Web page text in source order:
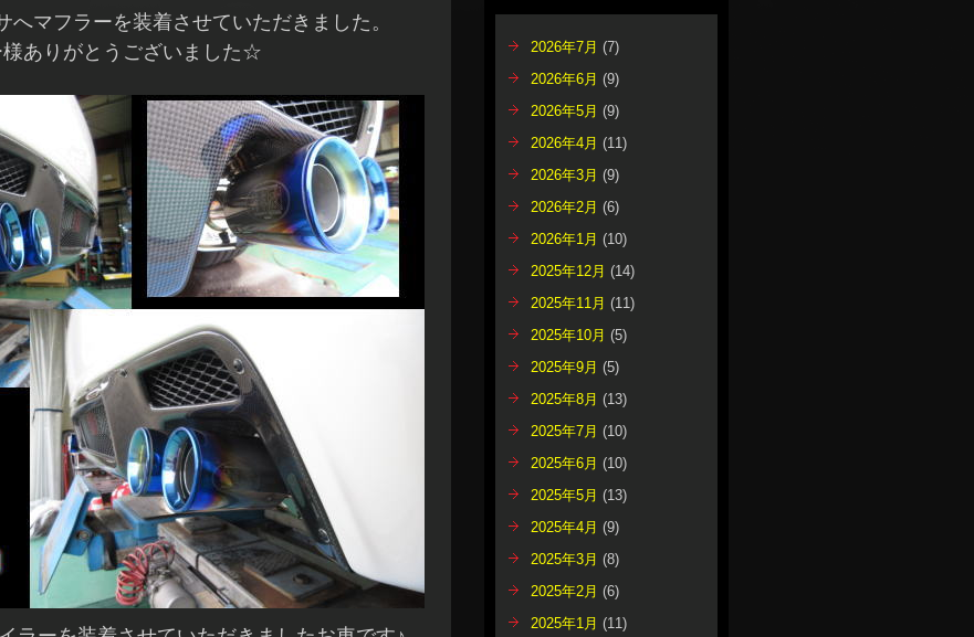
へマフラーを装着させていただきました。
様ありがとうございました☆
2026年7月 (7)
2026年6月 (9)
2026年5月 (9)
2026年4月 (11)
2026年3月 (9)
2026年2月 (6)
2026年1月 (10)
2025年12月 (14)
2025年11月 (11)
2025年10月 (5)
2025年9月 (5)
2025年8月 (13)
2025年7月 (10)
2025年6月 (10)
2025年5月 (13)
2025年4月 (9)
2025年3月 (8)
2025年2月 (6)
2025年1月 (11)